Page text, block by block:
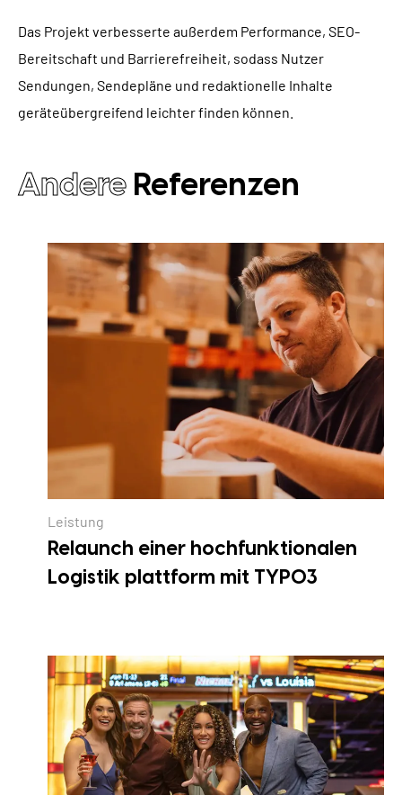
Das Projekt verbesserte außerdem Performance, SEO-
Bereitschaft und Barrierefreiheit, sodass Nutzer
Sendungen, Sendepläne und redaktionelle Inhalte
geräteübergreifend leichter finden können.
Andere Referenzen
Leistung
Relaunch einer hochfunktionalen
Logistik plattform mit TYPO3